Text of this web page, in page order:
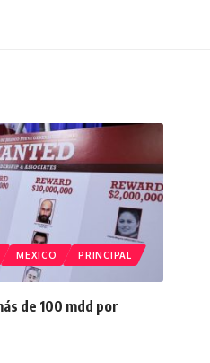
MEXICO
PRINCIPAL
de 100 mdd por